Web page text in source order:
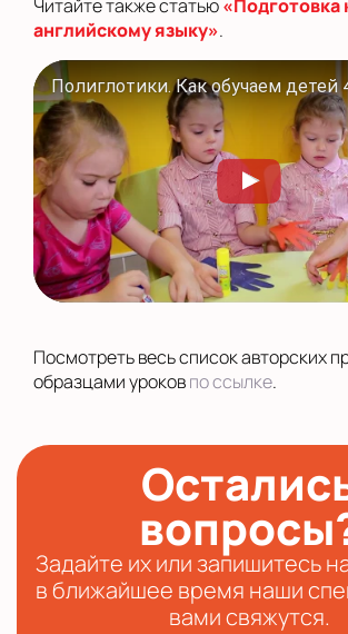
Читайте также статью«Подготовка
английскому языку».
Посмотреть весь список авторских
образцами уроковпо ссылке.
Задайте их или запишитесь
в ближайшее время наши
вами свяжутся.